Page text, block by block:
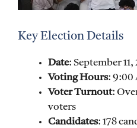
Key Election Details
Date: September 11,
Voting Hours: 9:00
Voter Turnout:
voters
Candidates: 178